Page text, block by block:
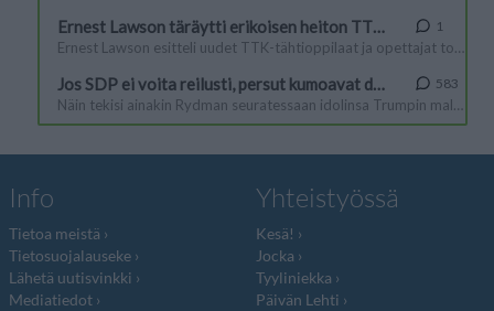
Info
Tietoa meistä
Tietosuojalauseke
Lähetä uutisvinkki
Mediatiedot
Yhteistyössä
Kesä!
Jocka
Tyyliniekka
Päivän Lehti